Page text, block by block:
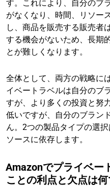
す。これにより、自分のブ
がなくなり、時間、リソー
し、商品を販売する販売者
する機会がないため、長期
とが難しくなります。
全体として、両方の戦略に
イベートラベルは自分のブ
すが、より多くの投資と努
低いですが、自分のブラン
ん。2つの製品タイプの選
ソースに依存します。
Amazonでプライベー
ことの利点と欠点は